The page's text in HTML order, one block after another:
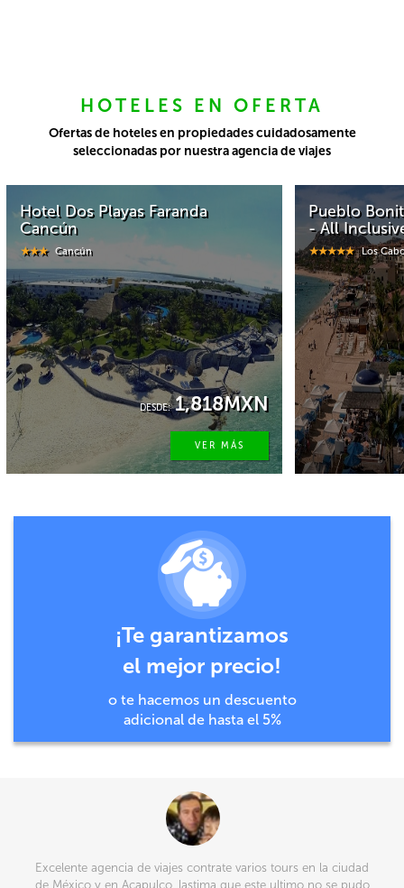
HOTELES EN OFERTA
Ofertas de hoteles en propiedades cuidadosamente
seleccionadas por nuestra agencia de viajes
Pueblo Bonito Los Cabos Blanco
- All Inclusive
Los Cabos
DESDE: 9,210MXN
VER MÁS
Pueblo
Resort &
¡Te garantizamos
el mejor precio!
o te hacemos un descuento
adicional de hasta el 5%
Excelente agencia de viajes contrate varios tours en la ciudad
de México y en Acapulco, lastima que este ultimo no se pudo